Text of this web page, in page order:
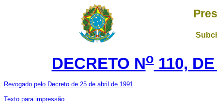
DECRETO No110, DE
Revogado pelo Decreto de 25 de abril de 1991
Texto para impressão